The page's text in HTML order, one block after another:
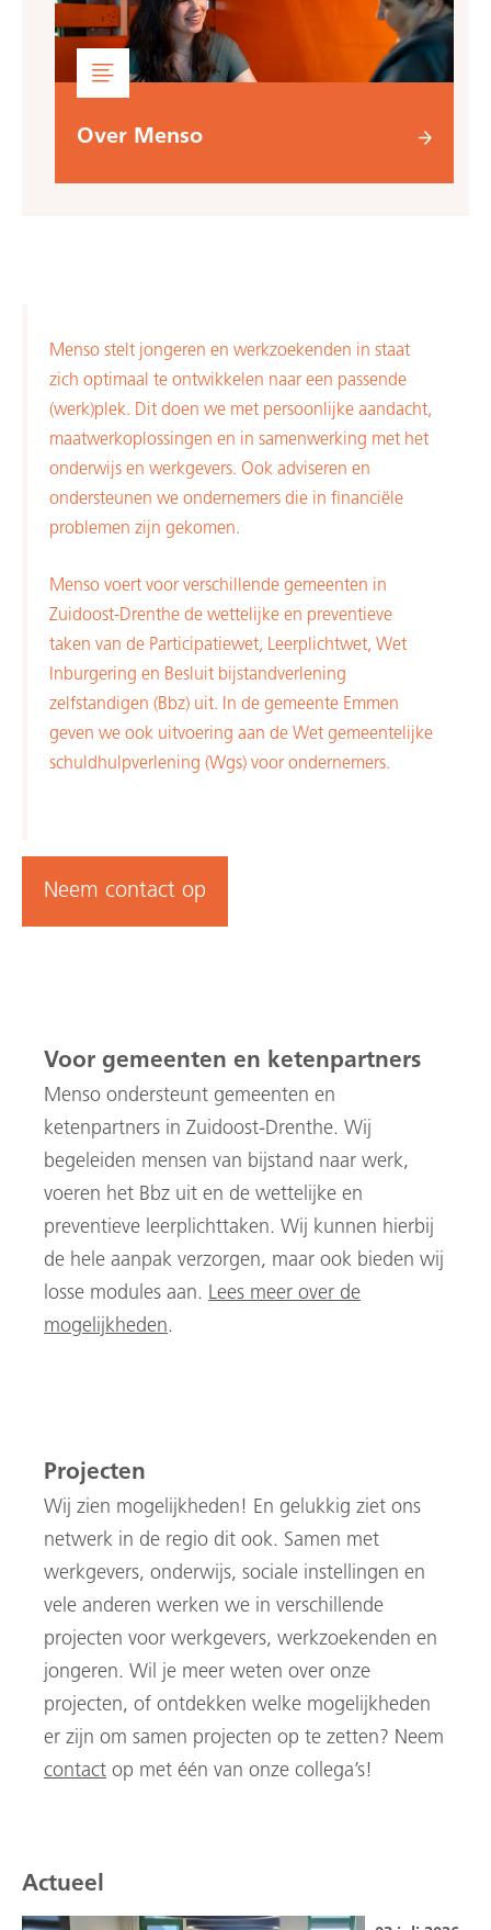
Over Menso
Menso stelt jongeren en werkzoekenden in staat
zich optimaal te ontwikkelen naar een passende
(werk)plek. Dit doen we met persoonlijke aandacht,
maatwerkoplossingen en in samenwerking met het
onderwijs en werkgevers. Ook adviseren en
ondersteunen we ondernemers die in financiële
problemen zijn gekomen.
Menso voert voor verschillende gemeenten in
Zuidoost-Drenthe de wettelijke en preventieve
taken van de Participatiewet, Leerplichtwet, Wet
Inburgering en Besluit bijstandverlening
zelfstandigen (Bbz) uit. In de gemeente Emmen
geven we ook uitvoering aan de Wet gemeentelijke
schuldhulpverlening (Wgs) voor ondernemers.
Neem contact op
Voor gemeenten en ketenpartners
Menso ondersteunt gemeenten en
ketenpartners in Zuidoost-Drenthe. Wij
begeleiden mensen van bijstand naar werk,
voeren het Bbz uit en de wettelijke en
preventieve leerplichttaken. Wij kunnen hierbij
de hele aanpak verzorgen, maar ook bieden wij
losse modules aan. Lees meer over de
mogelijkheden.
Projecten
Wij zien mogelijkheden! En gelukkig ziet ons
netwerk in de regio dit ook. Samen met
werkgevers, onderwijs, sociale instellingen en
vele anderen werken we in verschillende
projecten voor werkgevers, werkzoekenden en
jongeren. Wil je meer weten over onze
projecten, of ontdekken welke mogelijkheden
er zijn om samen projecten op te zetten? Neem
contact op met één van onze collega’s!
Actueel